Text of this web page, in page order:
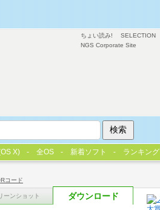
コード
ーンショット ダウンロード
ちょい読み! SELECTION
NGS Corporate Site
X) 全OS 新着ソフト ランキング